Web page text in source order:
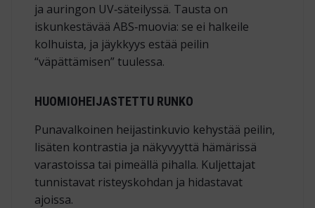
ja auringon UV‑säteilyssä. Tausta on
iskunkestävää ABS‑muovia: se ei halkeile
kolhuista, ja jäykkyys estää peilin
“väpättämisen” tuulessa.
HUOMIOHEIJASTETTU RUNKO
Punavalkoinen heijastinkuvio kehystää peilin,
lisäten kontrastia ja näkyvyyttä hämärissä
varastoissa tai pimeällä pihalla. Kuljettajat
tunnistavat risteyskohdan ja hidastavat
ajoissa.